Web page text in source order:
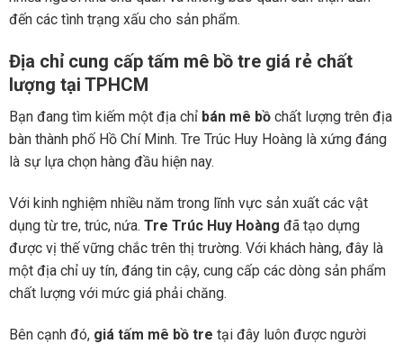
đến các tình trạng xấu cho sản phẩm.
Địa chỉ cung cấp tấm mê bồ tre giá rẻ chất
lượng tại TPHCM
Bạn đang tìm kiếm một địa chỉ bán mê bồ chất lượng trên địa
bàn thành phố Hồ Chí Minh. Tre Trúc Huy Hoàng là xứng đáng
là sự lựa chọn hàng đầu hiện nay.
Với kinh nghiệm nhiều năm trong lĩnh vực sản xuất các vật
dụng từ tre, trúc, nứa. Tre Trúc Huy Hoàng đã tạo dựng
được vị thế vững chắc trên thị trường. Với khách hàng, đây là
một địa chỉ uy tín, đáng tin cậy, cung cấp các dòng sản phẩm
chất lượng với mức giá phải chăng.
Bên cạnh đó, giá tấm mê bồ tre tại đây luôn được người